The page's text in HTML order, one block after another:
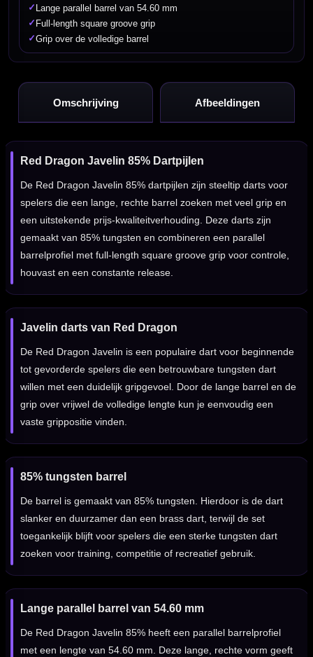
✓ Lange parallel barrel van 54.60 mm
✓ Full-length square groove grip
✓Grip over de volledige barrel
Omschrijving Afbeeldingen
Red Dragon Javelin 85% Dartpijlen
De Red Dragon Javelin 85% dartpijlen zijn steeltip darts voor
spelers die een lange, rechte barrel zoeken met veel grip en
een uitstekende prijs-kwaliteitverhouding. Deze darts zijn
gemaakt van 85% tungsten en combineren een parallel
barrelprofiel met full-length square groove grip voor controle,
houvast en een constante release.
Javelin darts van Red Dragon
De Red Dragon Javelin is een populaire dart voor beginnende
tot gevorderde spelers die een betrouwbare tungsten dart
willen met een duidelijk gripgevoel. Door de lange barrel en de
grip over vrijwel de volledige lengte kun je eenvoudig een
vaste grippositie vinden.
85% tungsten barrel
De barrel is gemaakt van 85% tungsten. Hierdoor is de dart
slanker en duurzamer dan een brass dart, terwijl de set
toegankelijk blijft voor spelers die een sterke tungsten dart
zoeken voor training, competitie of recreatief gebruik.
Lange parallel barrel van 54.60 mm
De Red Dragon Javelin 85% heeft een parallel barrelprofiel
met een lengte van 54.60 mm. Deze lange, rechte vorm geeft